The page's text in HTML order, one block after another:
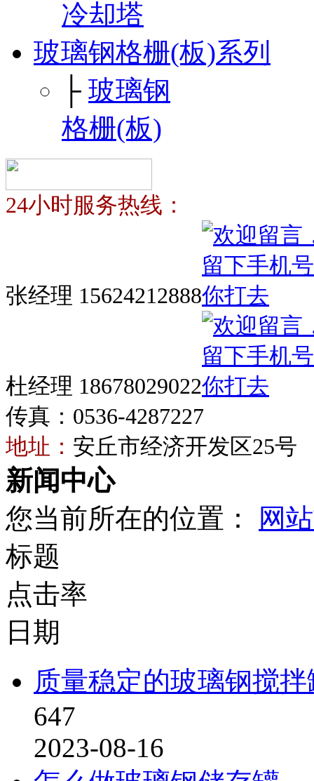
冷却塔
玻璃钢格栅(板)系列
├ 玻璃钢
格栅(板)
24小时服务热线：
张经理 15624212888
杜经理 18678029022
传真：0536-4287227
地址： 安丘市经济开发区25号
新闻中心
您当前所在的位置：
网
标题
点击率
日期
质量稳定的玻璃钢搅拌
647
2023-08-16